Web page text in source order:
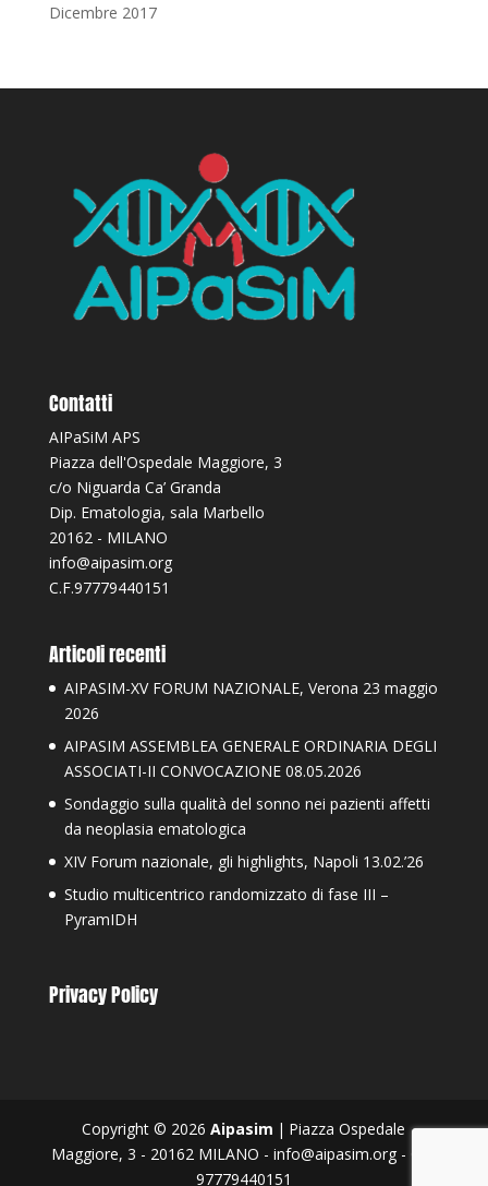
Dicembre 2017
Contatti
AIPaSiM APS
Piazza dell'Ospedale Maggiore, 3
c/o Niguarda Ca’ Granda
Dip. Ematologia, sala Marbello
20162 - MILANO
info@aipasim.org
C.F.97779440151
Articoli recenti
AIPASIM-XV FORUM NAZIONALE, Verona 23 maggio
2026
AIPASIM ASSEMBLEA GENERALE ORDINARIA DEGLI
ASSOCIATI-II CONVOCAZIONE 08.05.2026
Sondaggio sulla qualità del sonno nei pazienti affetti
da neoplasia ematologica
XIV Forum nazionale, gli highlights, Napoli 13.02.’26
Studio multicentrico randomizzato di fase III –
PyramIDH
Privacy Policy
Copyright © 2026Aipasim | Piazza Ospedale
Maggiore, 3 - 20162 MILANO - info@aipasim.org - C.F.
97779440151